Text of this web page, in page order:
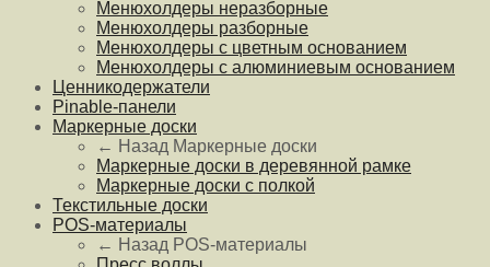
Менюхолдеры неразборные
Менюхолдеры разборные
Менюхолдеры с цветным основанием
Менюхолдеры с алюминиевым основанием
Ценникодержатели
Pinable-панели
Маркерные доски
← Назад Маркерные доски
Маркерные доски в деревянной рамке
Маркерные доски с полкой
Текстильные доски
POS-материалы
← Назад POS-материалы